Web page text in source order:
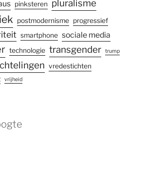
pinksteren pluralisme
postmodernisme progressief
smartphone sociale media
technologie transgender trump
vredestichten
vrijheid